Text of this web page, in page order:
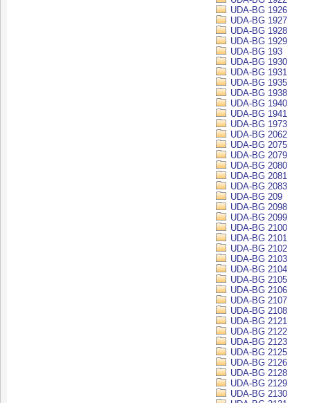
UDA-BG 1926
UDA-BG 1927
UDA-BG 1928
UDA-BG 1929
UDA-BG 193
UDA-BG 1930
UDA-BG 1931
UDA-BG 1935
UDA-BG 1938
UDA-BG 1940
UDA-BG 1941
UDA-BG 1973
UDA-BG 2062
UDA-BG 2075
UDA-BG 2079
UDA-BG 2080
UDA-BG 2081
UDA-BG 2083
UDA-BG 209
UDA-BG 2098
UDA-BG 2099
UDA-BG 2100
UDA-BG 2101
UDA-BG 2102
UDA-BG 2103
UDA-BG 2104
UDA-BG 2105
UDA-BG 2106
UDA-BG 2107
UDA-BG 2108
UDA-BG 2121
UDA-BG 2122
UDA-BG 2123
UDA-BG 2125
UDA-BG 2126
UDA-BG 2128
UDA-BG 2129
UDA-BG 2130